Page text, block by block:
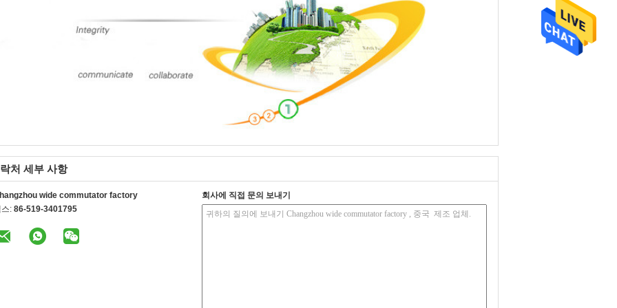
처 세부 사항
wide commutator factory
: 86-519-3401795
회사에 직접 문의 보내기